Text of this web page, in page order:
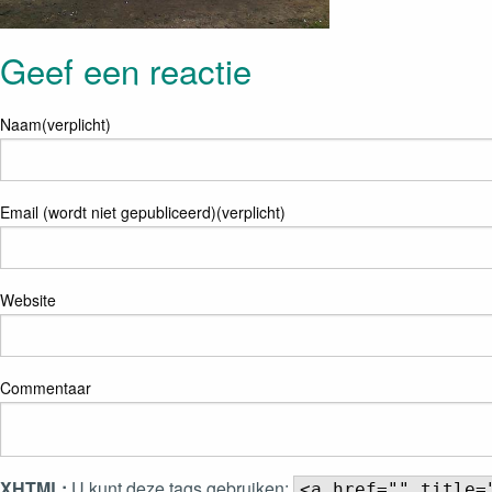
Geef een reactie
Naam(verplicht)
Email (wordt niet gepubliceerd)(verplicht)
Website
Commentaar